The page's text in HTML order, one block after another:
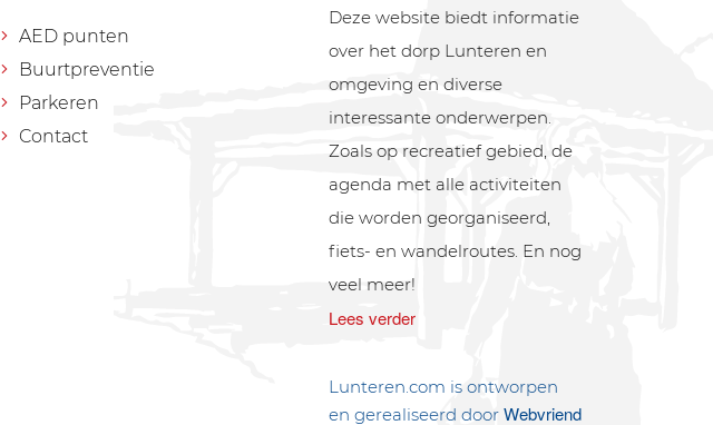
AED punten
Buurtpreventie
Parkeren
Contact
Deze website biedt informatie
over het dorp Lunteren en
omgeving en diverse
interessante onderwerpen.
Zoals op recreatief gebied, de
agenda met alle activiteiten
die worden georganiseerd,
fiets- en wandelroutes. En nog
veel meer!
Lees verder
Lunteren.com is ontworpen
en gerealiseerd doorWebvriend